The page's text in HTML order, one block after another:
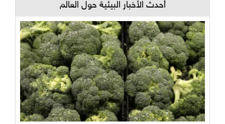
أحدث الأخبار البيئية حول العالم